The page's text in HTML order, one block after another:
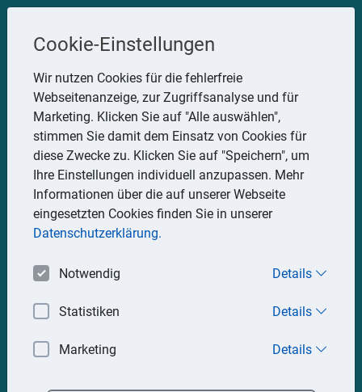
Steuerberater
Uwe Glauner
Erlachstraße 28, 75217 Birkenfeld
Telefon: 07082 7935533
Mobil: 0151 15330111
E-Mail:stbglauner@t-online.de
Impressum Datenschutz
Cookie-Einstellungen
Wir nutzen Cookies für die fehlerfreie
Webseitenanzeige, zur Zugriffsanalyse und für
Marketing. Klicken Sie auf "Alle auswählen",
stimmen Sie damit dem Einsatz von Cookies für
diese Zwecke zu. Klicken Sie auf "Speichern", um
Ihre Einstellungen individuell anzupassen. Mehr
Informationen über die auf unserer Webseite
eingesetzten Cookies finden Sie in unserer
Datenschutzerklärung.
Notwendig Details
Statistiken Details
Marketing Details